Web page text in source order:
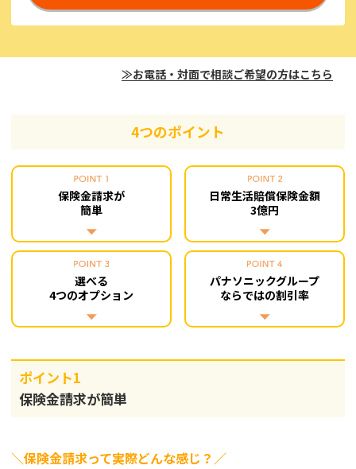
≫お電話・対面で相談ご希望の方はこちら
4つのポイント
保険金請求が
簡単
日常生活賠償保険金額
3億円
選べる
4つのオプション
パナソニックグループ
ならではの割引率
ポイント1
保険金請求が簡単
＼保険金請求って実際どんな感じ？／